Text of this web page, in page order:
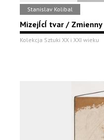
Stanislav Kolibal
MizejÍcÍ tvar / Zmienny
Kolekcja Sztuki XX i XXI wieku